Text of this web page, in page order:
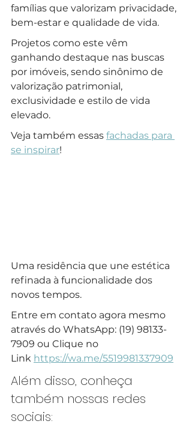
famílias que valorizam privacidade,
bem-estar e qualidade de vida.
Projetos como este vêm
ganhando destaque nas buscas
por imóveis, sendo sinônimo de
valorização patrimonial,
exclusividade e estilo de vida
elevado.
Veja também essas fachadas para
se inspirar!
Uma residência que une estética
refinada à funcionalidade dos
novos tempos.
Entre em contato agora mesmo
através do WhatsApp: (19) 98133-
7909 ou Clique no
Link https://wa.me/5519981337909
Além disso, conheça
também nossas redes
sociais: